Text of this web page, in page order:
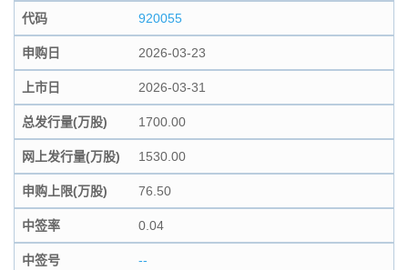
代码 920055
申购日 2026-03-23
上市日 2026-03-31
总发行量(万股) 1700.00
网上发行量(万股) 1530.00
申购上限(万股) 76.50
中签率 0.04
中签号 --